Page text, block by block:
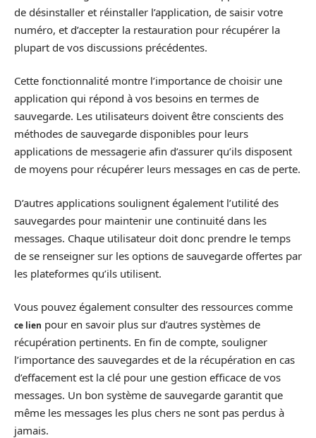
de désinstaller et réinstaller l’application, de saisir votre
numéro, et d’accepter la restauration pour récupérer la
plupart de vos discussions précédentes.
Cette fonctionnalité montre l’importance de choisir une
application qui répond à vos besoins en termes de
sauvegarde. Les utilisateurs doivent être conscients des
méthodes de sauvegarde disponibles pour leurs
applications de messagerie afin d’assurer qu’ils disposent
de moyens pour récupérer leurs messages en cas de perte.
D’autres applications soulignent également l’utilité des
sauvegardes pour maintenir une continuité dans les
messages. Chaque utilisateur doit donc prendre le temps
de se renseigner sur les options de sauvegarde offertes par
les plateformes qu’ils utilisent.
Vous pouvez également consulter des ressources comme
ce lien pour en savoir plus sur d’autres systèmes de
récupération pertinents. En fin de compte, souligner
l’importance des sauvegardes et de la récupération en cas
d’effacement est la clé pour une gestion efficace de vos
messages. Un bon système de sauvegarde garantit que
même les messages les plus chers ne sont pas perdus à
jamais.